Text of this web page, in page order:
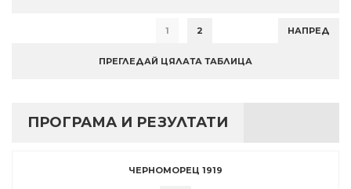
1 2 НАПРЕД
ПРЕГЛЕДАЙ ЦЯЛАТА ТАБЛИЦА
ПРОГРАМА И РЕЗУЛТАТИ
ЧЕРНОМОРЕЦ 1919